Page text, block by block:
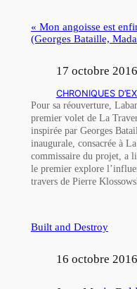
« Mon angoisse est
(Georges Bataille,
17 octobre 2016
CHRONIQUES
Pour sa réouverture,
premier volet de La
inspirée par Georges
inaugurale, consacrée à
commissaire du projet, a
le premier explore
travers de Pierre
Built and Destroy
16 octobre 2016